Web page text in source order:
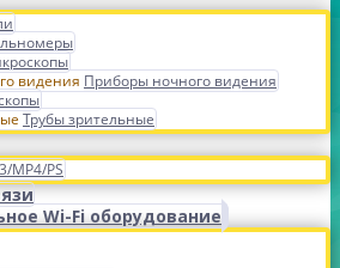
Приборы ночного видения
Трубы зрительные
MP4/PS
Wi-Fi оборудование